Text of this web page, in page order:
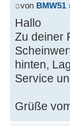
von BMW51
Hallo
Zu deiner
hinten,
Service
Grüße